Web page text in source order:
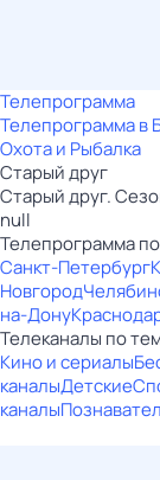
Телепрограмма
Телепрограмма в
Охота и Рыбалка
Старый друг
Старый друг.
null
Телепрограмма
Санкт-Петербург
Новгород
на-Дону
Телеканалы по
Кино и сериалы
каналыДетские
каналы